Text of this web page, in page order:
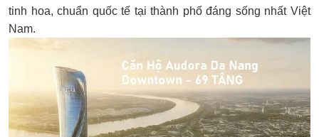
tinh hoa, chuẩn quốc tế tại thành phố đáng sống nhất Việt
Nam.